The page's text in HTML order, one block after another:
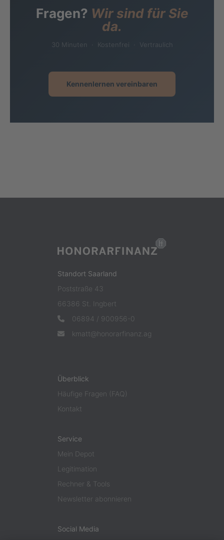
Fragen? Wir sind für Sie
da.
30 Minuten · Kostenfrei · Vertraulich
Kennenlernen vereinbaren
Standort Saarland
Poststraße 43
66386 St. Ingbert
06894 / 900956-0
kmatt@honorarfinanz.ag
Überblick
Häufige Fragen (FAQ)
Kontakt
Service
Mein Depot
Legitimation
Rechner & Tools
Newsletter abonnieren
Social Media